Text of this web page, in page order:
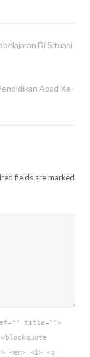
Di Situasi
Abad Ke-
fields are marked
title="">
<em> <i> <q